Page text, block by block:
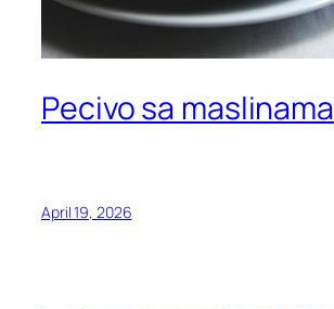
Pecivo sa maslinama
April 19, 2026